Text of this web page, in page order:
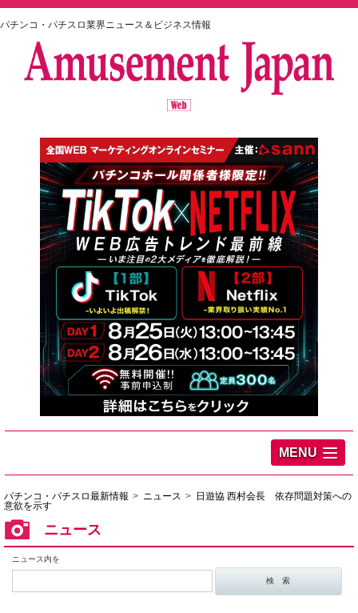
パチンコ・パチスロ業界ニュース＆ビジネス情報
MENU
パチンコ・パチスロ最新情報 ニュース
日遊協 西村会長 依存問題対策への
意欲を示す
ニュース
ニュース内を